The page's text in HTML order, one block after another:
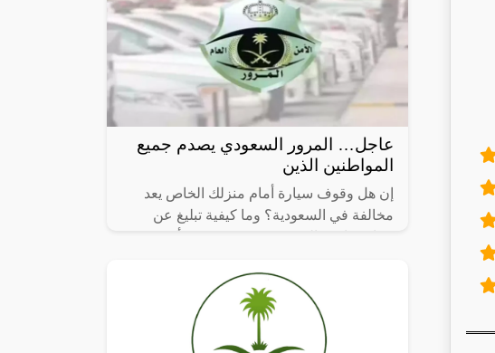
عاجل… المرور السعودي يصدم جميع
المواطنين الذين
إن هل وقوف سيارة أمام منزلك الخاص يعد
مخالفة في السعودية؟ وما كيفية تبليغ عن